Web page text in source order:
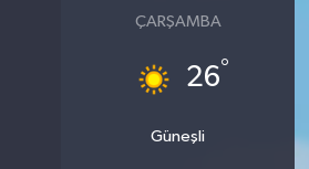
ÇARŞAMBA
26°
Güneşli